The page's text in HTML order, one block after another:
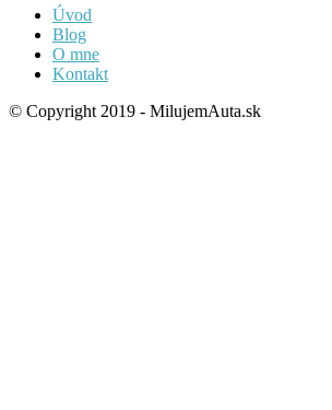
Úvod
Blog
O mne
Kontakt
© Copyright 2019 - MilujemAuta.sk